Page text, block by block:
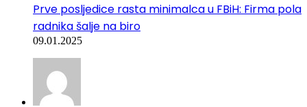
Prve posljedice rasta minimalca u FBiH: Firma pola
radnika šalje na biro
09.01.2025